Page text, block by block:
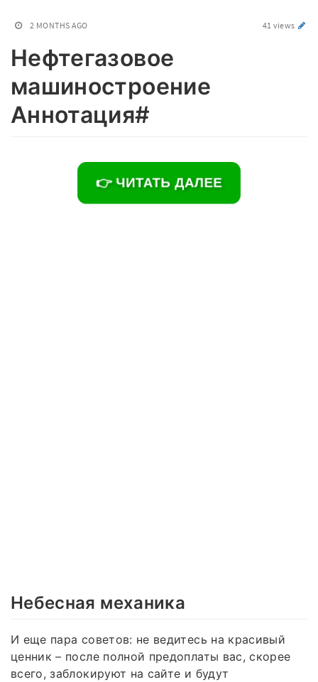
2 MONTHS AGO 41 views
Нефтегазовое
машиностроение
Аннотация#
👉 ЧИТАТЬ ДАЛЕЕ
Небесная механика
И еще пара советов: не ведитесь на красивый
ценник – после полной предоплаты вас, скорее
всего, заблокируют на сайте и будут